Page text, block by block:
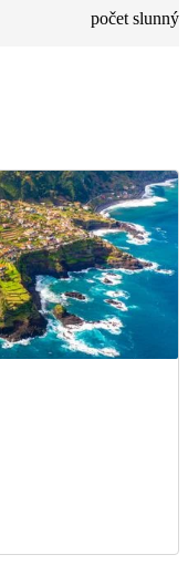
počet